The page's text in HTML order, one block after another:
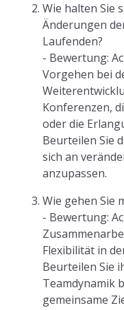
Wie halten Sie
Änderungen
Laufenden?
- Bewertung:
Vorgehen bei
Konferenzen,
oder die
Beurteilen Sie
sich an
anzupassen.
Wie gehen Sie
- Bewertung:
Flexibilität in
Beurteilen Sie
Teamdynamik
gemeinsame